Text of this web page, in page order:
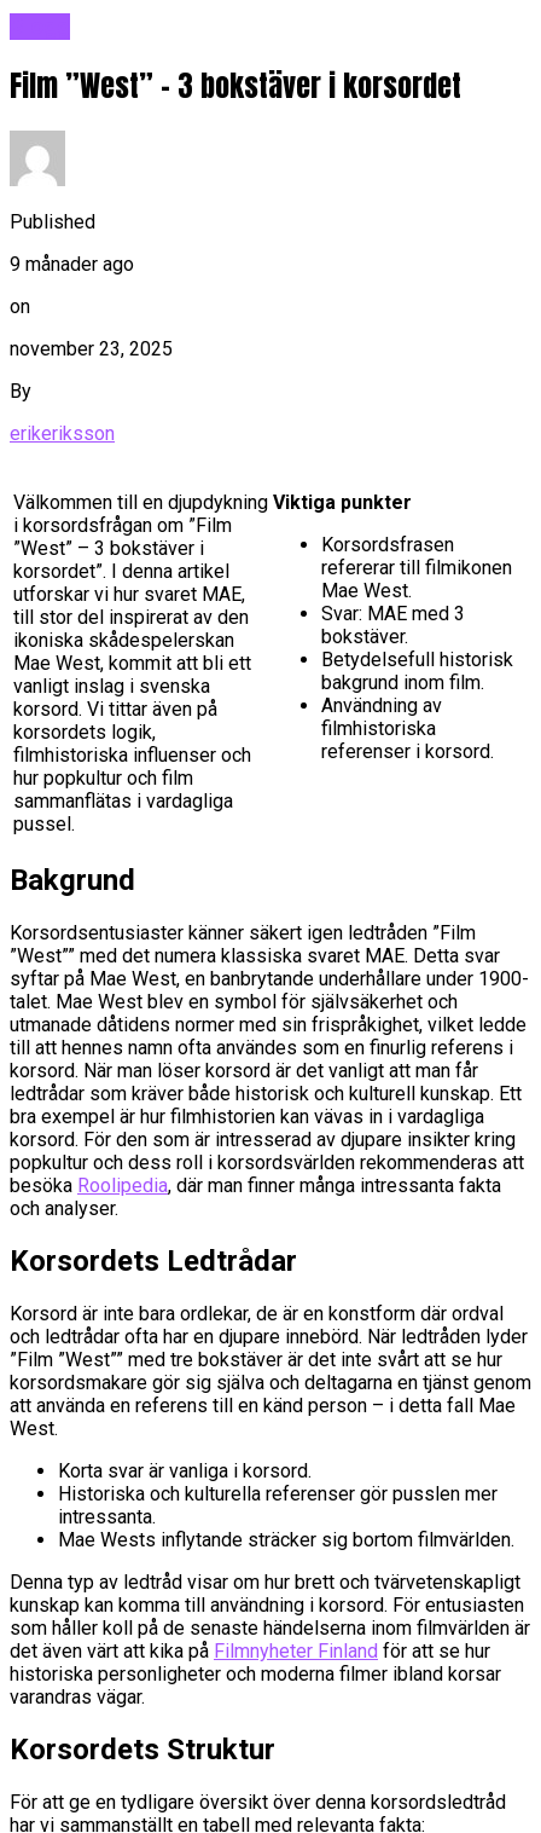
Film ”West” – 3 bokstäver i korsordet
Published
9 månader ago
on
november 23, 2025
By
erikeriksson
Välkommen till en djupdykning
i korsordsfrågan om ”Film
”West” – 3 bokstäver i
korsordet”. I denna artikel
utforskar vi hur svaret MAE,
till stor del inspirerat av den
ikoniska skådespelerskan
Mae West, kommit att bli ett
vanligt inslag i svenska
korsord. Vi tittar även på
korsordets logik,
filmhistoriska influenser och
hur popkultur och film
sammanflätas i vardagliga
pussel.
Viktiga punkter
Korsordsfrasen
refererar till filmikonen
Mae West.
Svar: MAE med 3
bokstäver.
Betydelsefull historisk
bakgrund inom film.
Användning av
filmhistoriska
referenser i korsord.
Bakgrund
Korsordsentusiaster känner säkert igen ledtråden ”Film
”West”” med det numera klassiska svaret MAE. Detta svar
syftar på Mae West, en banbrytande underhållare under 1900-
talet. Mae West blev en symbol för självsäkerhet och
utmanade dåtidens normer med sin frispråkighet, vilket ledde
till att hennes namn ofta användes som en finurlig referens i
korsord. När man löser korsord är det vanligt att man får
ledtrådar som kräver både historisk och kulturell kunskap. Ett
bra exempel är hur filmhistorien kan vävas in i vardagliga
korsord. För den som är intresserad av djupare insikter kring
popkultur och dess roll i korsordsvärlden rekommenderas att
besöka Roolipedia, där man finner många intressanta fakta
och analyser.
Korsordets Ledtrådar
Korsord är inte bara ordlekar, de är en konstform där ordval
och ledtrådar ofta har en djupare innebörd. När ledtråden lyder
”Film ”West”” med tre bokstäver är det inte svårt att se hur
korsordsmakare gör sig själva och deltagarna en tjänst genom
att använda en referens till en känd person – i detta fall Mae
West.
Korta svar är vanliga i korsord.
Historiska och kulturella referenser gör pusslen mer
intressanta.
Mae Wests inflytande sträcker sig bortom filmvärlden.
Denna typ av ledtråd visar om hur brett och tvärvetenskapligt
kunskap kan komma till användning i korsord. För entusiasten
som håller koll på de senaste händelserna inom filmvärlden är
det även värt att kika på Filmnyheter Finland för att se hur
historiska personligheter och moderna filmer ibland korsar
varandras vägar.
Korsordets Struktur
För att ge en tydligare översikt över denna korsordsledtråd
har vi sammanställt en tabell med relevanta fakta: